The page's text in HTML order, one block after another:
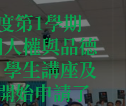
第1學期
權與品德
生講座及
始申請了